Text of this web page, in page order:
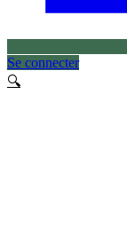
Se connecter
🔍